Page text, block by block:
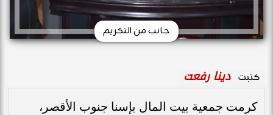
جانب من التكريم
كتبت دينا رفعت
كرمت جمعية بيت المال بإسنا جنوب الأقصر،